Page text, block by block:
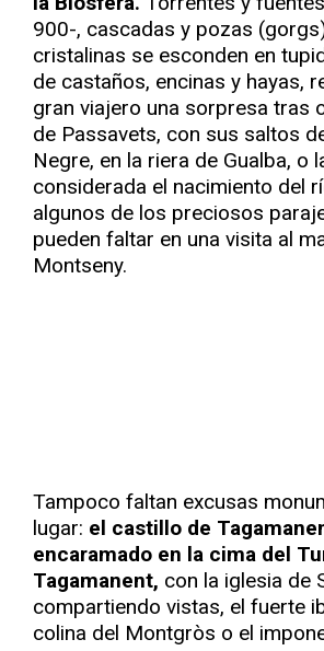
900-, cascadas y pozas
cristalinas se esconden en
de castaños, encinas y hayas,
gran viajero una sorpresa tras
de Passavets, con sus saltos
Negre, en la riera de Gualba, o
considerada el nacimiento del
algunos de los preciosos
pueden faltar en una visita al
Montseny.
Tampoco faltan excusas
lugar: el castillo de
encaramado en la cima del
Tagamanent, con la iglesia de
compartiendo vistas, el fuerte
colina del Montgròs o el